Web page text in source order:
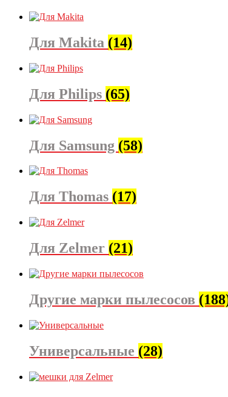
Для Makita (14)
Для Philips (65)
Для Samsung (58)
Для Thomas (17)
Для Zelmer (21)
Другие марки пылесосов
Универсальные (28)